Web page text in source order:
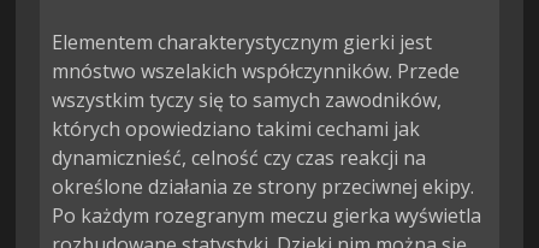
Elementem charakterystycznym gierki jest
mnóstwo wszelakich współczynników. Przede
wszystkim tyczy się to samych zawodników,
których opowiedziano takimi cechami jak
dynamicznieść, celność czy czas reakcji na
określone działania ze strony przeciwnej ekipy.
Po każdym rozegranym meczu gierka wyświetla